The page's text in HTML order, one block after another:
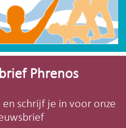
Phrenos
schrijf je in voor onze